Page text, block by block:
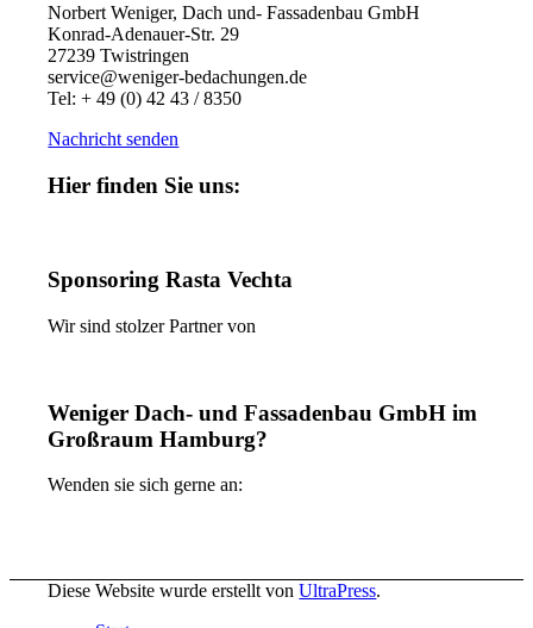
Norbert Weniger, Dach und- Fassadenbau GmbH
Konrad-Adenauer-Str. 29
27239 Twistringen
service@weniger-bedachungen.de
Tel: + 49 (0) 42 43 / 8350
Nachricht senden
Hier finden Sie uns:
Sponsoring Rasta Vechta
Wir sind stolzer Partner von
Weniger Dach- und Fassadenbau GmbH im
Großraum Hamburg?
Wenden sie sich gerne an:
Diese Website wurde erstellt vonUltraPress.